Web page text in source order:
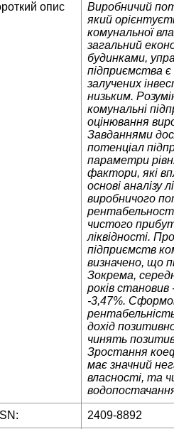
опис
Виробничий
який
комунальної
загальний
будинками,
підприємства є
залучених
низьким.
комунальні
оцінювання
Завданнями
потенціал
параметри
фактори, які
основі аналізу
виробничого
чистого
ліквідності.
підприємств
визначено, що
Зокрема,
років
-3,47%.
дохід
чинять
Зростання
має значний
власності, та
2409-8892